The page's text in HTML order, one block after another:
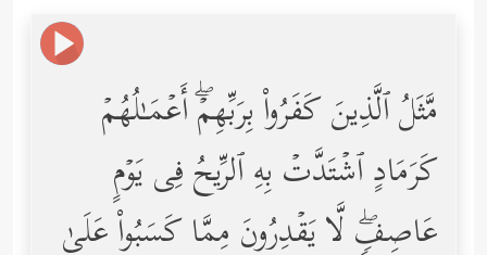
مَّثَلُ ٱلَّذِینَ كَفَرُواْ بِرَبِّهِمۡۖ أَعۡمَـٰلُهُمۡ
كَرَمَادٍ ٱشۡتَدَّتۡ بِهِ ٱلرِّیحُ فِی یَوۡمٍ
عَاصِفࣲۖ لَّا یَقۡدِرُونَ مِمَّا كَسَبُواْ عَلَىٰ